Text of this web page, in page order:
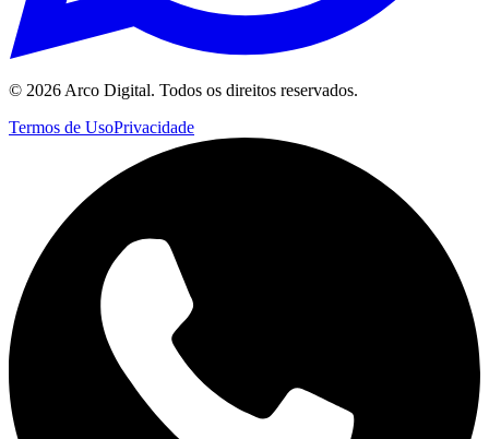
© 2026 Arco Digital. Todos os direitos reservados.
Termos de UsoPrivacidade